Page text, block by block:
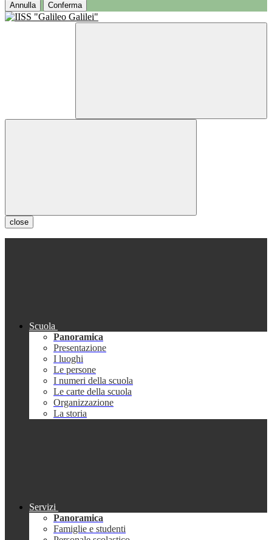
Annulla Conferma
close
Scuola
Panoramica
Presentazione
I luoghi
Le persone
I numeri della scuola
Le carte della scuola
Organizzazione
La storia
Servizi
Panoramica
Famiglie e studenti